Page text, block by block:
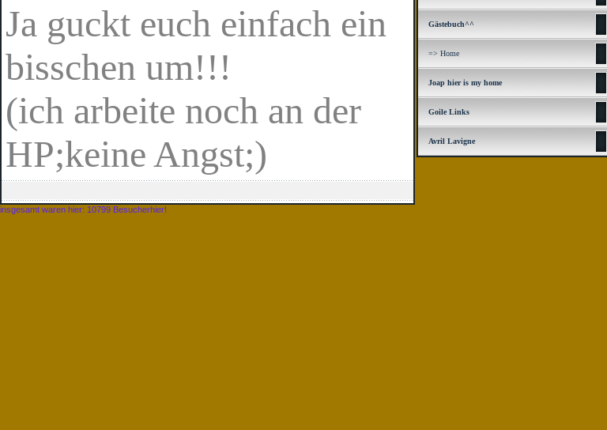
Ja guckt euch einfach ein
bisschen um!!!
(ich arbeite noch an der
HP;keine Angst;)
Gästebuch^^
=> Home
Joap hier is my home
Goile Links
Avril Lavigne
insgesamt waren hier: 10799 Besucherhier!